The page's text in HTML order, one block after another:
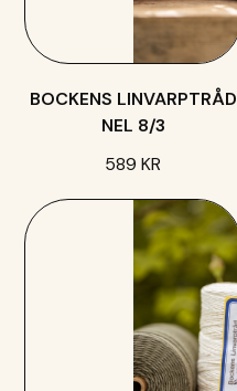
BOCKENS LINVARPTRÅD
NEL 8/3
589 KR